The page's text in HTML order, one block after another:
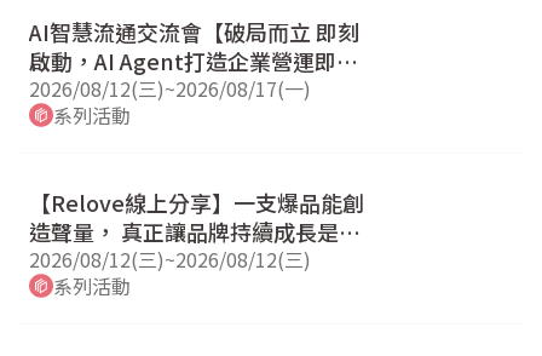
AI智慧流通交流會【破局而立 即刻
啟動，AI Agent打造企業營運即戰
力 】
2026/08/12(三)~2026/08/17(一)
系列活動
【Relove線上分享】一支爆品能創
造聲量， 真正讓品牌持續成長是管
理能力
2026/08/12(三)~2026/08/12(三)
系列活動